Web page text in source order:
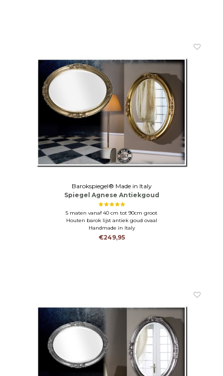
Barokspiegel® Made in Italy
Spiegel Agnese Antiekgoud
5 maten vanaf 40 cm tot 90cm groot
Houten barok lijst antiek goud ovaal
Handmade in Italy
€249,95